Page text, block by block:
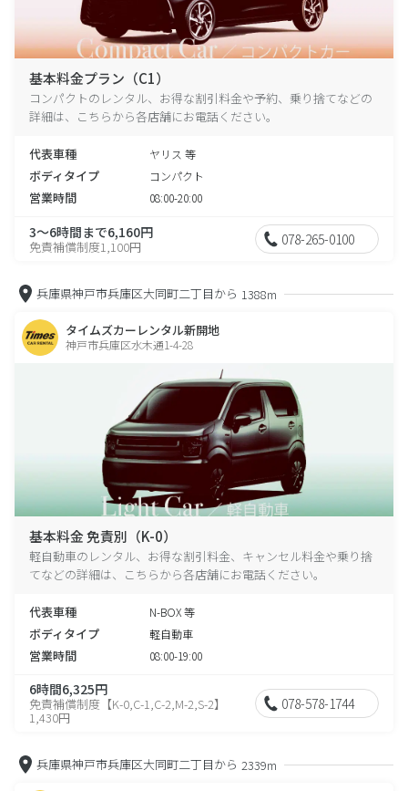
基本料金プラン（C1）
コンパクトのレンタル、お得な割引料金や予約、乗り捨てなどの
詳細は、こちらから各店舗にお電話ください。
代表車種 ヤリス 等
ボディタイプ コンパクト
営業時間 08:00-20:00
3～6時間まで6,160円
免責補償制度1,100円 078-265-0100
兵庫県神戸市兵庫区大同町二丁目から 1388m
タイムズカーレンタル新開地
神戸市兵庫区水木通1-4-28
基本料金 免責別（K-0）
軽自動車のレンタル、お得な割引料金、キャンセル料金や乗り捨
てなどの詳細は、こちらから各店舗にお電話ください。
代表車種 N-BOX 等
ボディタイプ 軽自動車
営業時間 08:00-19:00
6時間6,325円
免責補償制度【K-0,C-1,C-2,M-2,S-2】
1,430円
078-578-1744
兵庫県神戸市兵庫区大同町二丁目から 2339m